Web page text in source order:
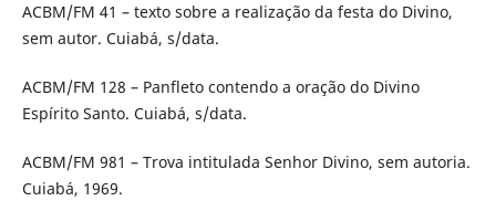
ACBM/FM 41 – texto sobre a realização da festa do Divino,
sem autor. Cuiabá, s/data.
ACBM/FM 128 – Panfleto contendo a oração do Divino
Espírito Santo. Cuiabá, s/data.
ACBM/FM 981 – Trova intitulada Senhor Divino, sem autoria.
Cuiabá, 1969.